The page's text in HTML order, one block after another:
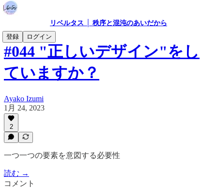
リベルタス │ 秩序と混沌のあいだから
登録
ログイン
#044 "正しいデザイン"をし
ていますか？
Ayako Izumi
1月 24, 2023
2
一つ一つの要素を意図する必要性
読む →
コメント